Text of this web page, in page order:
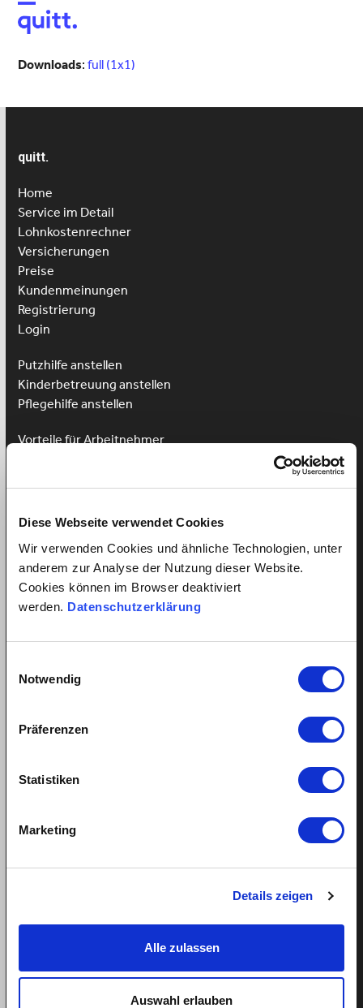
Diese Webseite verwendet Cookies
Wir verwenden Cookies und ähnliche Technologien, unter
anderem zur Analyse der Nutzung dieser Website.
Cookies können im Browser deaktiviert
werden. Datenschutzerklärung
Notwendig
Präferenzen
Statistiken
Marketing
Details zeigen
Alle zulassen
Auswahl erlauben
Open
mobile
menu
Close
mobile
menu
Downloads:full (1x1)
quitt.
Home
Service im Detail
Lohnkostenrechner
Versicherungen
Preise
Kundenmeinungen
Registrierung
Login
Putzhilfe anstellen
Kinderbetreuung anstellen
Pflegehilfe anstellen
Vorteile für Arbeitnehmer
Alles über Arbeitsverhältnisse
Fairer Lohn für Putzhilfen
Lohnzahlung trotz Krankheit
Support
Hilfe